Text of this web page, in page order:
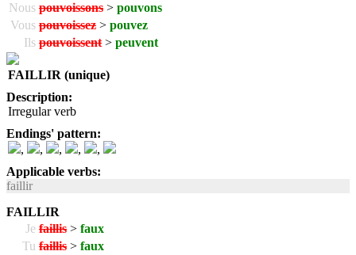
Nous pouvoissons > pouvons
Vous pouvoissez > pouvez
Ils pouvoissent > peuvent
FAILLIR (unique)
Description:
Irregular verb
Endings' pattern:
,
, , ,
,
Applicable verbs:
faillir
FAILLIR
Je faillis > faux
Tu faillis > faux